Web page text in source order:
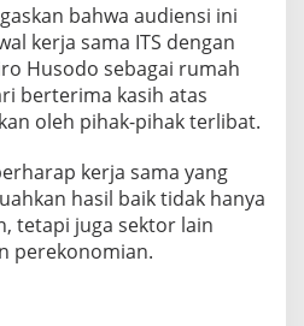
bahwa audiensi ini
kerja sama ITS dengan
Husodo sebagai rumah
berterima kasih atas
oleh pihak-pihak terlibat.
kerja sama yang
hasil baik tidak hanya
tetapi juga sektor lain
perekonomian.